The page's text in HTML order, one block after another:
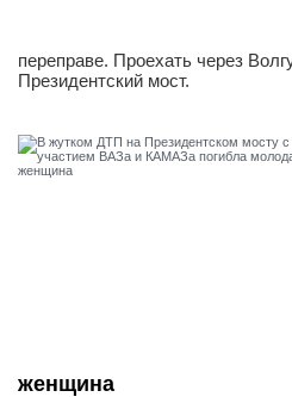
переправе. Проехать через
Президентский мост.
женщина